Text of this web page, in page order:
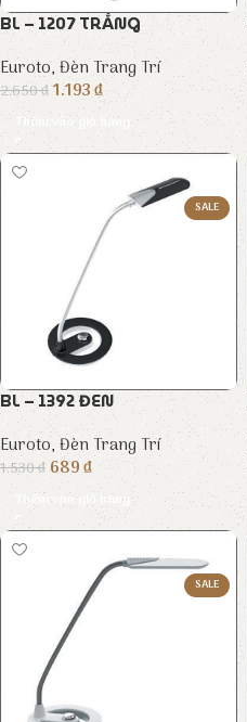
BL – 1207 TRẮNG
Euroto, Đèn Trang Trí
2.650₫1.193₫
Thêm vào giỏ hàng
SALE
BL – 1392 ĐEN
Euroto,Đèn Trang Trí
1.530₫ 689₫
Thêm vào giỏ hàng
SALE